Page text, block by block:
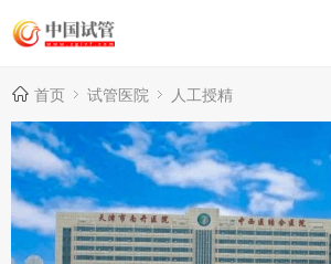
首页 试管医院 人工授精